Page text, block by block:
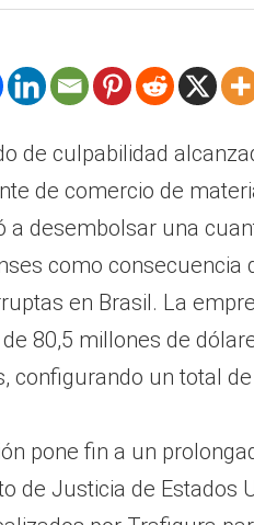
de culpabilidad
de comercio de
a desembolsar una
como consecuencia
en Brasil. La
80,5 millones de
configurando un total
pone fin a un
de Justicia de Estados